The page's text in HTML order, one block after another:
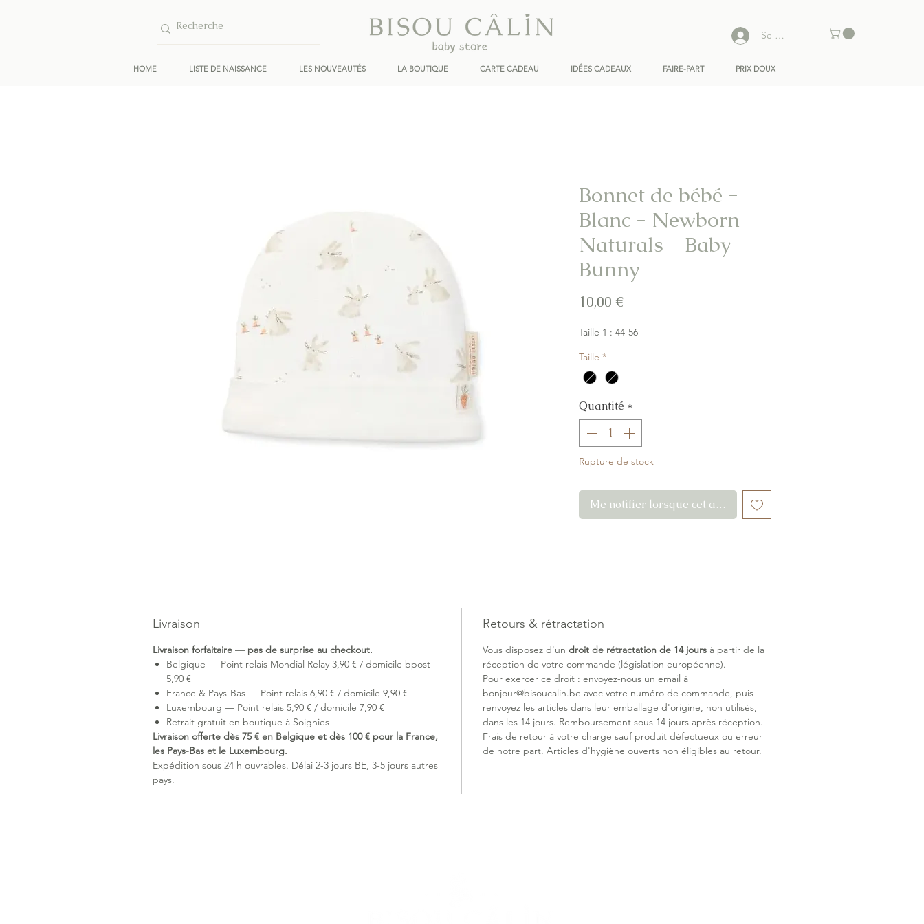
HOME LISTE DE NAISSANCE LES NOUVEAUTÉS LA BOUTIQUE CARTE CADEAU IDÉES CADEAUX FAIRE-PART PRIX DOUX
Se connecter
Bonnet de bébé -
Blanc - Newborn
Naturals - Baby
Bunny
10,00 €Prix
Taille 1 : 44-56
Taille *
Quantité *
Rupture de stock
Me notifier lorsque cet article est disponible
Livraison
Livraison forfaitaire — pas de surprise au checkout.
Belgique — Point relais Mondial Relay 3,90 € / domicile bpost
5,90 €
France & Pays-Bas — Point relais 6,90 € / domicile 9,90 €
Luxembourg — Point relais 5,90 € / domicile 7,90 €
Retrait gratuit en boutique à Soignies
Livraison offerte dès 75 € en Belgique et dès 100 € pour la France,
les Pays-Bas et le Luxembourg.
Expédition sous 24 h ouvrables. Délai 2-3 jours BE, 3-5 jours autres
pays.
Retours & rétractation
Vous disposez d'un droit de rétractation de 14 jours à partir de la
réception de votre commande (législation européenne).
Pour exercer ce droit : envoyez-nous un email à
bonjour@bisoucalin.be avec votre numéro de commande, puis
renvoyez les articles dans leur emballage d'origine, non utilisés,
dans les 14 jours. Remboursement sous 14 jours après réception.
Frais de retour à votre charge sauf produit défectueux ou erreur
de notre part. Articles d'hygiène ouverts non éligibles au retour.